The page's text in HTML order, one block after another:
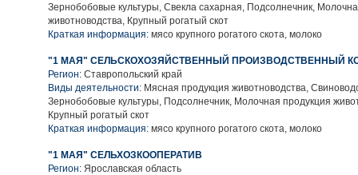
Зернобобовые культуры, Свекла сахарная, Подсолнечник,
животноводства, Крупный рогатый скот
Краткая информация: мясо крупного рогатого скота, молоко
"1 МАЯ" СЕЛЬСКОХОЗЯЙСТВЕННЫЙ ПРОИЗВОДСТВЕННЫЙ
Регион: Ставропольский край
Виды деятельности: Мясная продукция животноводства,
Зернобобовые культуры, Подсолнечник, Молочная продукция
Крупный рогатый скот
Краткая информация: мясо крупного рогатого скота, молоко
"1 МАЯ" СЕЛЬХОЗКООПЕРАТИВ
Регион: Ярославская область